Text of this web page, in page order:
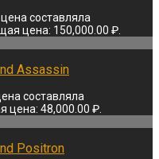
составляла
цена: 150,000.00 ₽.
Assassin
составляла
цена: 48,000.00 ₽.
Positron